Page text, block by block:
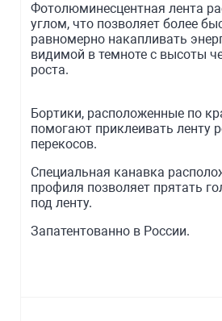
Фотолюминесцентная лента
углом, что позволяет более
равномерно накапливать
видимой в темноте с высоты
роста.
Бортики, расположенные по
помогают приклеивать ленту
перекосов.
Специальная канавка
профиля позволяет прятать
под ленту.
Запатентованно в России.